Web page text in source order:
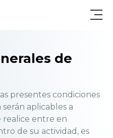
de
presentes condiciones
aplicables a
entre en
de su actividad, es